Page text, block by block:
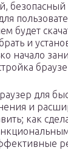
безопасный
будет
и
начало
для
и
как